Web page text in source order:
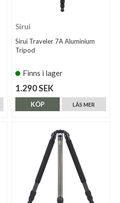
Sirui
Sirui Traveler 7A Aluminium
Tripod
Finns i lager
1.290 SEK
LÄS MER
KÖP